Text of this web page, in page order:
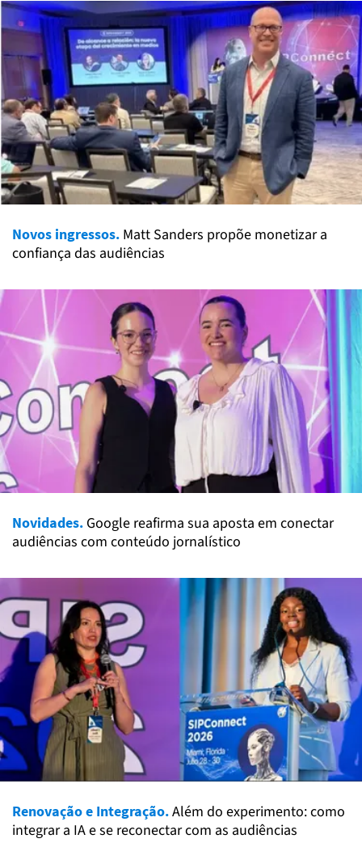
Novos ingressos. Matt Sanders propõe monetizar a
confiança das audiências
Novidades. Google reafirma sua aposta em conectar
audiências com conteúdo jornalístico
Renovação e Integração.Além do experimento: como
integrar a IA e se reconectar com as audiências